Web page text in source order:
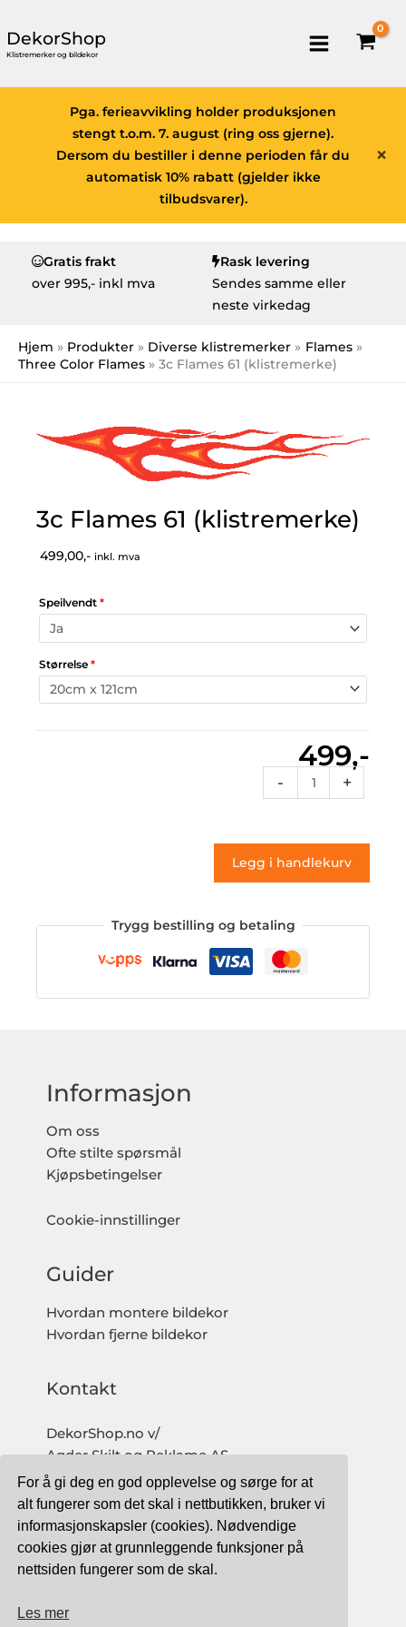
For å gi deg en god opplevelse og sørge for at
alt fungerer som det skal i nettbutikken, bruker vi
informasjonskapsler (cookies). Nødvendige
cookies gjør at grunnleggende funksjoner på
nettsiden fungerer som de skal.
Les mer
DekorShop
Klistremerker og bildekor
×
Pga. ferieavvikling holder produksjonen
stengt t.o.m. 7. august (ring oss gjerne).
Dersom du bestiller i denne perioden får du
automatisk 10% rabatt (gjelder ikke
tilbudsvarer).
Gratis frakt
over 995,- inkl mva
Rask levering
Sendes samme eller
neste virkedag
Hjem Produkter Diverse klistremerker
Flames
Three Color Flames
3c Flames 61 (klistremerke)
3c Flames 61 (klistremerke)
499,00,- inkl. mva
Speilvendt *
Størrelse *
499,-
-
Flames
(klistremerke)
antall
+
Legg i handlekurv
Trygg bestilling og betaling
Informasjon
Om oss
Ofte stilte spørsmål
Kjøpsbetingelser
Cookie-innstillinger
Guider
Hvordan montere bildekor
Hvordan fjerne bildekor
Kontakt
DekorShop.no v/
Agder Skilt og Reklame AS
Org. nr: 997 633 016 MVA
salg@dekorshop.no
Tlf: 959 32 123
09.00 - 16.00